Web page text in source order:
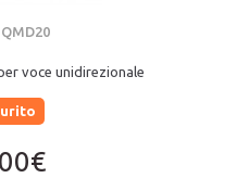
voce unidirezionale